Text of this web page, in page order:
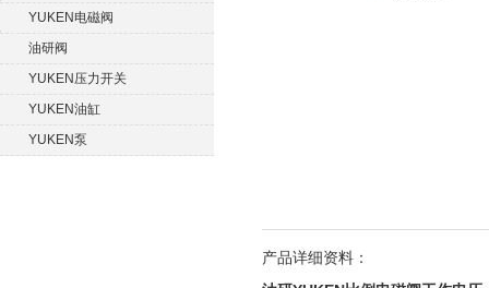
YUKEN电磁阀
油研阀
YUKEN压力开关
YUKEN油缸
YUKEN泵
产品详细资料：